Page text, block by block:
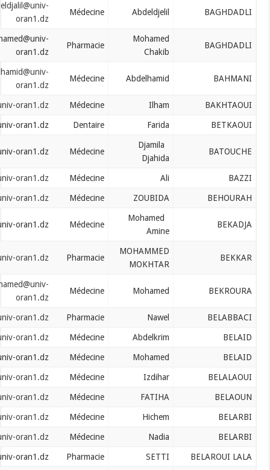
Abdeldjelil
Médecine
baghdadi.abdeldjalil@univ-
baghdadli.mohamed@univ-
Abdelhamid
Médecine
bahmani.abdelhamid@univ-
Ilham
Médecine
bakhtaoui.ilhem@univ-oran1.dz
Farida
Dentaire
batkaoui.farida@univ-oran1.dz
batouche.djamila@univ-oran1.dz
Ali
Médecine
bazziali.mallal@univ-oran1.dz
ZOUBIDA
Médecine
behourah.zoubida@univ-oran1.dz
Amine
bekadja.mohamed@univ-oran1.dz
bekkar.mohamed@univ-oran1.dz
Mohamed
Médecine
bekroura.mohamed@univ-
Nawel
Pharmacie
belabbaci.nawel@univ-oran1.dz
Abdelkrim
Médecine
belaid.abdelkrim@univ-oran1.dz
Mohamed
Médecine
belaid.mohamed@univ-oran1.dz
Izdihar
Médecine
belalaoui.izdihar@univ-oran1.dz
FATIHA
Médecine
belaoun.fatiha@univ-oran1.dz
Hichem
Médecine
belarbi.hichem@univ-oran1.dz
Nadia
Médecine
belarbi.nadia@univ-oran1.dz
SETTI
Pharmacie
belaroui.lalasetti@univ-oran1.dz